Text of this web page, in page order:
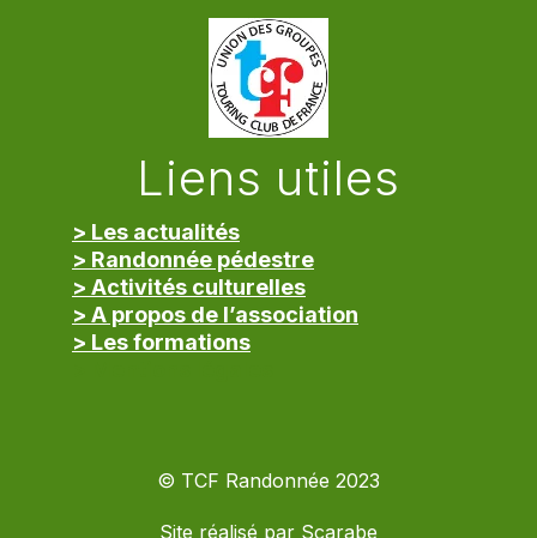
Liens utiles
> Les actualités
> Randonnée pédestre
> Activités culturelles
> A propos de l’association
> Les formations
© TCF Randonnée 2023
Site réalisé par Scarabe